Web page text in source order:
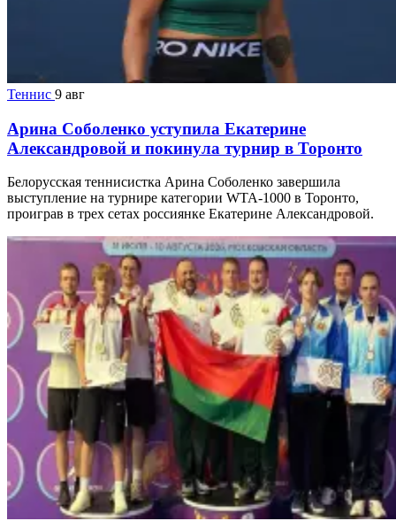
Теннис 9 авг
Арина Соболенко уступила Екатерине
Александровой и покинула турнир в Торонто
Белорусская теннисистка Арина Соболенко завершила
выступление на турнире категории WTA-1000 в Торонто,
проиграв в трех сетах россиянке Екатерине Александровой.